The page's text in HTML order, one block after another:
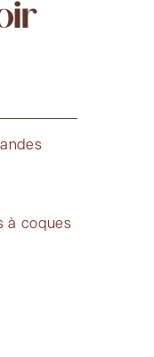
à coques